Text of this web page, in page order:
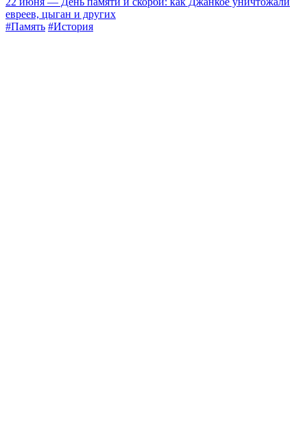
евреев, цыган и других
#Память #История